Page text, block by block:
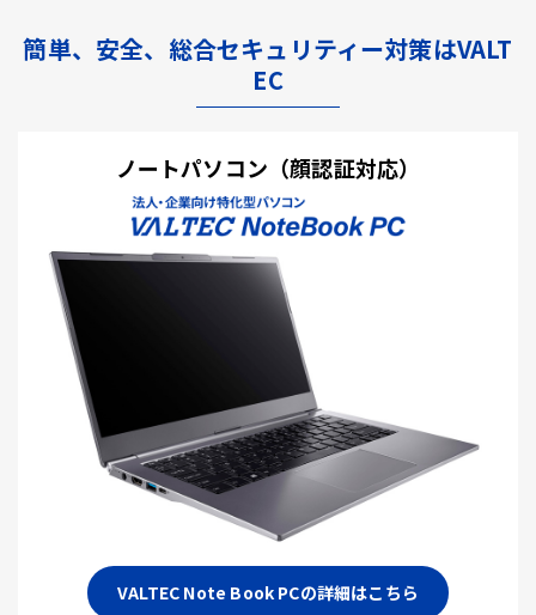
簡単、安全、総合セキュリティー対策はVALT
EC
ノートパソコン（顔認証対応）
VALTEC Note Book PCの詳細はこちら